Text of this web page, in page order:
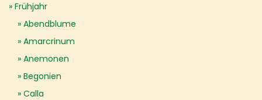
Frühjahr
Abendblume
Amarcrinum
Anemonen
Begonien
Calla